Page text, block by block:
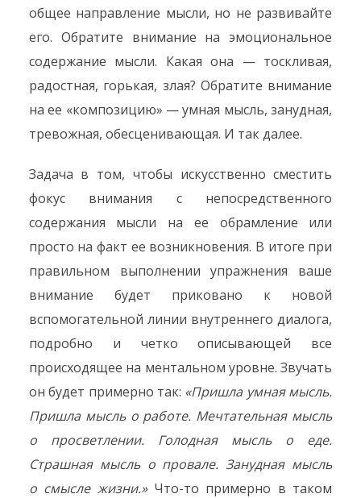
общее направление мысли, но не развивайте
его. Обратите внимание на эмоциональное
содержание мысли. Какая она — тоскливая,
радостная, горькая, злая? Обратите внимание
на ее «композицию» — умная мысль, занудная,
тревожная, обесценивающая. И так далее.
Задача в том, чтобы искусственно сместить
фокус внимания с непосредственного
содержания мысли на ее обрамление или
просто на факт ее возникновения. В итоге при
правильном выполнении упражнения ваше
внимание будет приковано к новой
вспомогательной линии внутреннего диалога,
подробно и четко описывающей все
происходящее на ментальном уровне. Звучать
он будет примерно так: «Пришла умная мысль.
Пришла мысль о работе. Мечтательная мысль
о просветлении. Голодная мысль о еде.
Страшная мысль о провале. Занудная мысль
о смысле жизни.»Что-то примерно в таком